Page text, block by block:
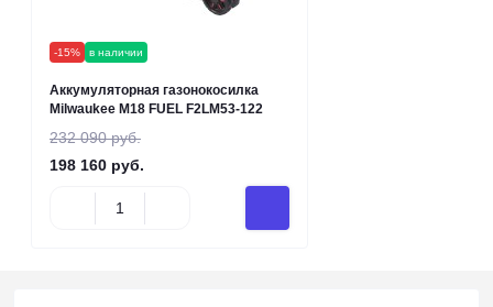
-15% в наличии
Аккумуляторная газонокосилка
Milwaukee M18 FUEL F2LM53-122
232 090 руб.
198 160 руб.